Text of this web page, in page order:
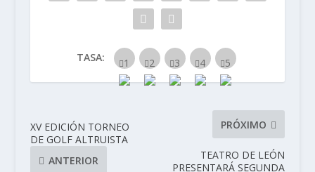
TASA:
XV EDICIÓN TORNEO
DE GOLF ALTRUISTA
ANTERIOR
PRÓXIMO
TEATRO DE LEÓN
PRESENTARÁ SEGUNDA